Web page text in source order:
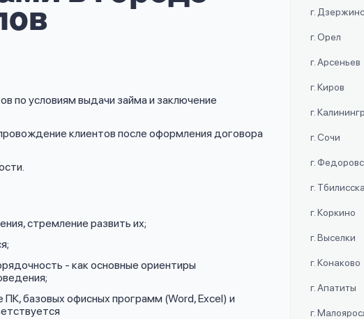
по условиям выдачи займа и заключение
клиентов после оформления договора
стремление развить их;
- как основные ориентиры
ПК, базовых офисных программ (Word, Excel) и
г.
г. Орел
г. Арсеньев
г. Киров
г.
г. Сочи
г.
г.
г. Коркино
г. Выселки
г. Конаково
г. Апатиты
г.